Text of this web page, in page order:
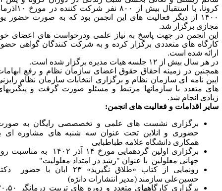
با استقبال بیش از ۸۰۰ نفر شرکت کننده در مورخ ۱۰اذرماه
۱۴۰۰ از دیگر فعالیت های این انجمن بود که به صورت حضور یو
برگزار شد.
انجمن در جهت پاسخ به نیاز علمی ودرخواست های اعضای خود
های متعددی برگزار کرده و به شرکت کنندگان گواهی حضور
شده است.
سال بیش از ۱۲ جلسه هیات مدیره برگزار شده است.
در زمینه احقاق حقوق اعضای سازمان نظام و رفع ابهامات
نامه ای سازمان نظام و برگزاری انتخابات سازمان نظام رایزنی
متعدد با سازمانها مرتبط و مسئلو صورت گرفت و پیگیریهای
انجام شد.
اقدامات و فعالیت های انجمن:
برگزاری نشست های علمی و تخصصصی رایگان به صورت
حضوری و انلاین تحت عنوان سه شنبه های مشاوره ای با
همکاری دانشگاه علامه طباطبایی
برگزاری اولین گردهمایی مورخ ۱۴ آذر ۱۴۰۲ به مناسبت روز
جهانی معلولین با عنوان "رشد در امتداد معلولیت"
رونمایی از کتاب «طلاق نگیرید» ۲۳ ابان با حضور
دکتر
حسین‌علی سازمند (مدیر انتشارات دانژه)
برگزاری کارگاههای متعدد و دوره های تربیت درمانگر ۳۰،۵۰